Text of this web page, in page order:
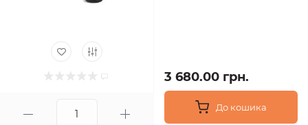
3 680.00 грн.
До кошика